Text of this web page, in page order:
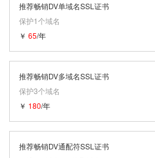
推荐畅销DV单域名SSL证书
保护1个域名
￥ 65/年
推荐畅销DV多域名SSL证书
保护3个域名
￥ 180/年
推荐畅销DV通配符SSL证书